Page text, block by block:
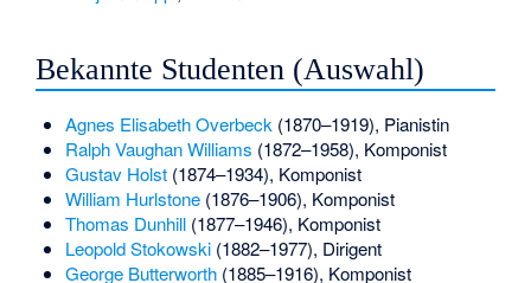
Bekannte Studenten (Auswahl)
Agnes Elisabeth Overbeck(1870–1919), Pianistin
Ralph Vaughan Williams (1872–1958), Komponist
Gustav Holst(1874–1934), Komponist
William Hurlstone(1876–1906), Komponist
Thomas Dunhill(1877–1946), Komponist
Leopold Stokowski(1882–1977), Dirigent
George Butterworth(1885–1916), Komponist